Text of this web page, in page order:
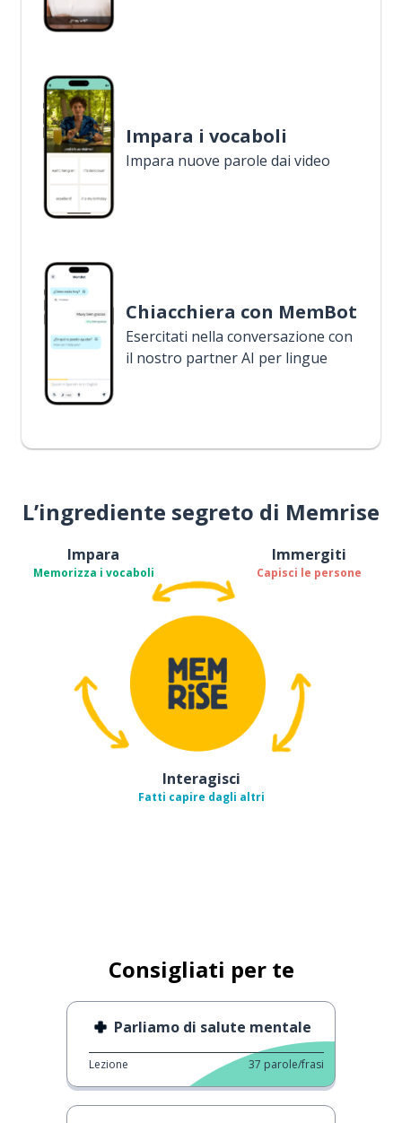
Impara i vocaboli
Impara nuove parole dai video
Chiacchiera con MemBot
Esercitati nella conversazione con
il nostro partner AI per lingue
L’ingrediente segreto di Memrise
Impara
Memorizza i vocaboli
Immergiti
Capisci le persone
Interagisci
Fatti capire dagli altri
Consigliati per te
Parliamo di salute mentale
Lezione 37 parole/frasi